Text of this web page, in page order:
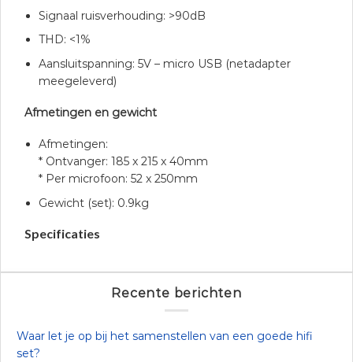
Signaal ruisverhouding: >90dB
THD: <1%
Aansluitspanning: 5V – micro USB (netadapter
meegeleverd)
Afmetingen en gewicht
Afmetingen:
* Ontvanger: 185 x 215 x 40mm
* Per microfoon: 52 x 250mm
Gewicht (set): 0.9kg
Specificaties
Recente berichten
Waar let je op bij het samenstellen van een goede hifi
set?